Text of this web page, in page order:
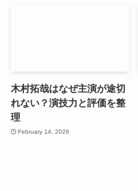
木村拓哉はなぜ主演が途切
れない？演技力と評価を整
理
February 14, 2026